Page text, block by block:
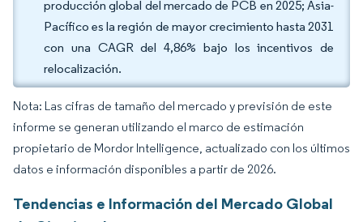
producción global del mercado de PCB en 2025; Asia-
Pacífico es la región de mayor crecimiento hasta 2031
con una CAGR del 4,86% bajo los incentivos de
relocalización.
Nota: Las cifras de tamaño del mercado y previsión de este
informe se generan utilizando el marco de estimación
propietario de Mordor Intelligence, actualizado con los últimos
datos e información disponibles a partir de 2026.
Tendencias e Información del Mercado Global